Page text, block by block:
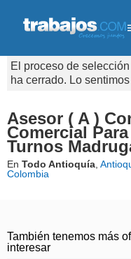
El proceso de
ha cerrado. Lo
Asesor ( A )
Comercial
Turnos
En Todo Antioquía
Colombia
También tenemos más
interesar